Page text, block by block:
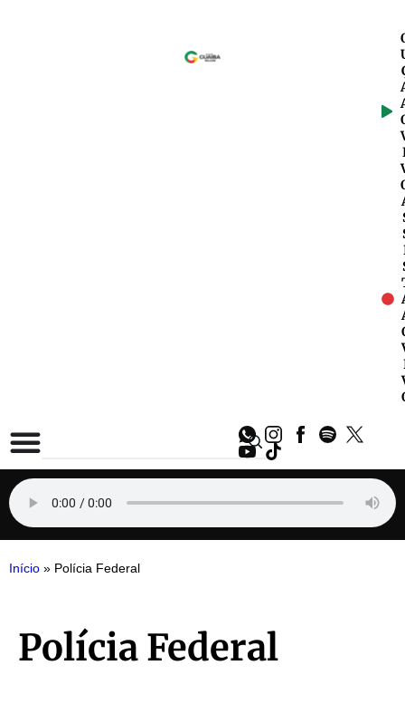
Início » Polícia Federal
Polícia Federal